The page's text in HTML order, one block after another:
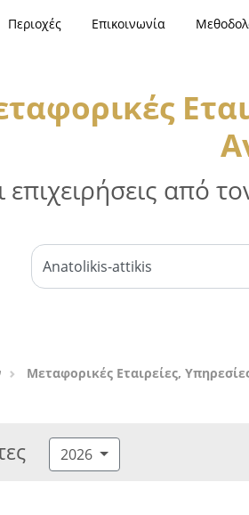
Περιοχές Επικοινωνία
επιχειρήσεις από
Μεταφορικές Εταιρείες,
2026